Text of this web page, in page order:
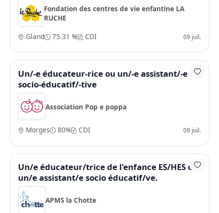
Fondation des centres de vie enfantine LA
RUCHE
Gland
75.31 % CDI 09 juil.
Un/-e éducateur-rice ou un/-e assistant/-e
socio-éducatif/-tive
Association Pop e poppa
Morges 80% CDI 09 juil.
Un/e éducateur/trice de l'enfance ES/HES ou
un/e assistant/e socio éducatif/ve.
APMS la Chotte